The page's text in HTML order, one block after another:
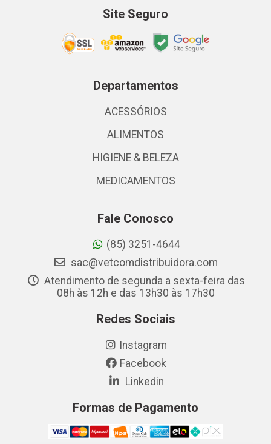
Site Seguro
Departamentos
ACESSÓRIOS
ALIMENTOS
HIGIENE & BELEZA
MEDICAMENTOS
Fale Conosco
(85) 3251-4644
sac@vetcomdistribuidora.com
Atendimento de segunda a sexta-feira das
08h às 12h e das 13h30 às 17h30
Redes Sociais
Instagram
Facebook
Linkedin
Formas de Pagamento